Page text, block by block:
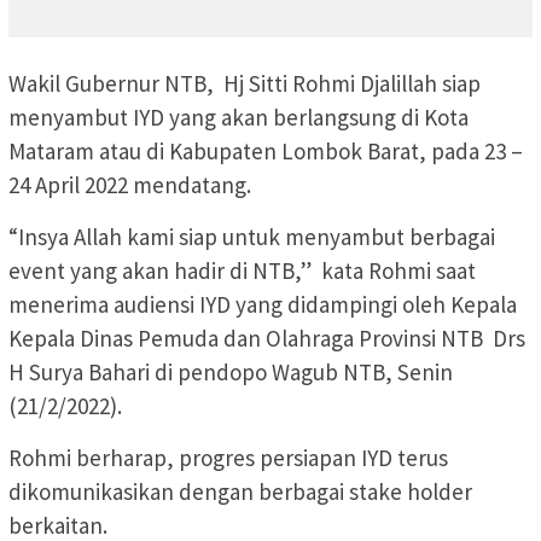
Wakil Gubernur NTB, Hj Sitti Rohmi Djalillah siap
menyambut IYD yang akan berlangsung di Kota
Mataram atau di Kabupaten Lombok Barat, pada 23 –
24 April 2022 mendatang.
“Insya Allah kami siap untuk menyambut berbagai
event yang akan hadir di NTB,” kata Rohmi saat
menerima audiensi IYD yang didampingi oleh Kepala
Kepala Dinas Pemuda dan Olahraga Provinsi NTB Drs
H Surya Bahari di pendopo Wagub NTB, Senin
(21/2/2022).
Rohmi berharap, progres persiapan IYD terus
dikomunikasikan dengan berbagai stake holder
berkaitan.